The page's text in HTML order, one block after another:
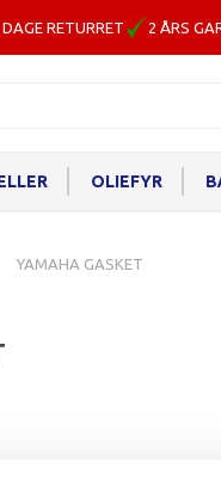
DAGE RETURRET 2 ÅRS
OLIEFYR
YAMAHA GASKET